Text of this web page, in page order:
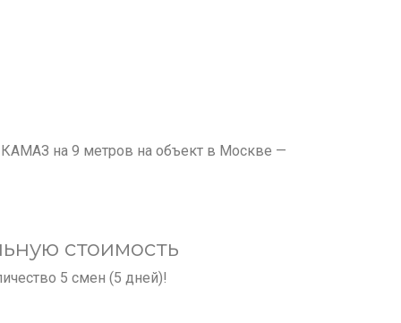
на 9 метров на объект в Москве —
стоимость
5 смен (5 дней)!